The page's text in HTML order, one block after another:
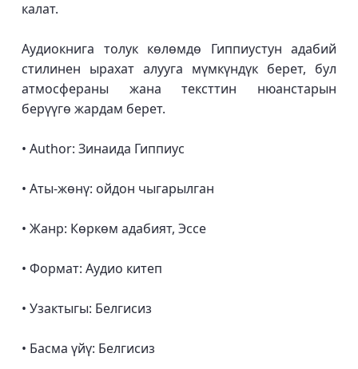
калат.
Аудиокнига толук көлөмдө Гиппиустун адабий
стилинен ырахат алууга мүмкүндүк берет, бул
атмосфераны жана тексттин нюанстарын
берүүгө жардам берет.
• Author: Зинаида Гиппиус
• Аты-жөнү: ойдон чыгарылган
• Жанр: Көркөм адабият, Эссе
• Формат: Аудио китеп
• Узактыгы: Белгисиз
• Басма үйү: Белгисиз